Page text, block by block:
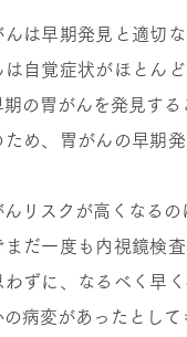
んは早期発見と適切
は自覚症状がほとん
期の胃がんを発見する
ため、胃がんの早期
んリスクが高くなる
まだ一度も内視鏡検
わずに、なるべく早
の病変があったとし